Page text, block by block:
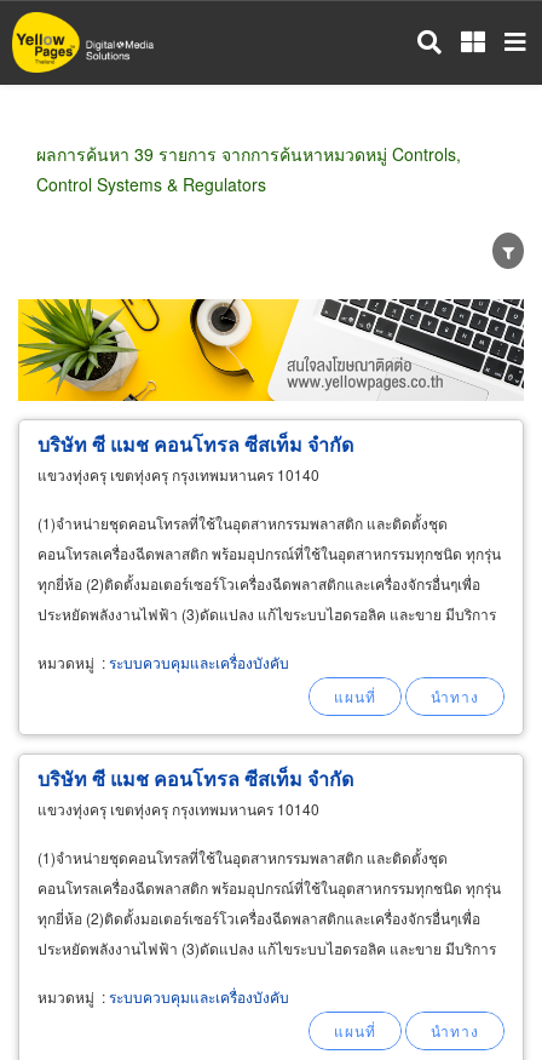
ข้าม
ไป
ผลการค้นหา 39 รายการ จากการค้นหาหมวดหมู่ Controls,
Control Systems & Regulators
ขายส่ง ขายปลีก ผู้ผลิต
ตัวแทนจัดจำหน่าย
ผู้ส่งออก/นำเข้า
ธุรกิจบริการ
บริษัท ซี แมช คอนโทรล ซีสเท็ม จำกัด
แขวงทุ่งครุ เขตทุ่งครุ กรุงเทพมหานคร 10140
(1)จำหน่ายชุดคอนโทรลที่ใช้ในอุตสาหกรรมพลาสติก และติดตั้งชุด
คอนโทรลเครื่องฉีดพลาสติก พร้อมอุปกรณ์ที่ใช้ในอุตสาหกรรมทุกชนิด ทุกรุ่น
ทุกยี่ห้อ (2)ติดตั้งมอเตอร์เซอร์โวเครื่องฉีดพลาสติกและเครื่องจักรอื่นๆเพื่อ
ประหยัดพลังงานไฟฟ้า (3)ดัดแปลง แก้ไขระบบไฮดรอลิค และขาย มีบริการ
หมวดหมู่ :ระบบควบคุมและเครื่องบังคับ
บริษัท ซี แมช คอนโทรล ซีสเท็ม จำกัด
แขวงทุ่งครุ เขตทุ่งครุ กรุงเทพมหานคร 10140
(1)จำหน่ายชุดคอนโทรลที่ใช้ในอุตสาหกรรมพลาสติก และติดตั้งชุด
คอนโทรลเครื่องฉีดพลาสติก พร้อมอุปกรณ์ที่ใช้ในอุตสาหกรรมทุกชนิด ทุกรุ่น
ทุกยี่ห้อ (2)ติดตั้งมอเตอร์เซอร์โวเครื่องฉีดพลาสติกและเครื่องจักรอื่นๆเพื่อ
ประหยัดพลังงานไฟฟ้า (3)ดัดแปลง แก้ไขระบบไฮดรอลิค และขาย มีบริการ
หมวดหมู่ :ระบบควบคุมและเครื่องบังคับ